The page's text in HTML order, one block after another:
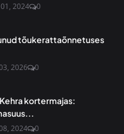
2024 0
tõukerattaõnnetuses
2026 0
kortermajas:
2024 0